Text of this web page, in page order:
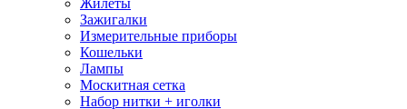
Жилеты
Зажигалки
Измерительные приборы
Кошельки
Лампы
Москитная сетка
Набор нитки + иголки